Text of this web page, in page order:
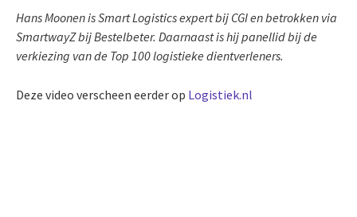
Hans Moonen is Smart Logistics expert bij CGI en betrokken via
SmartwayZ bij Bestelbeter. Daarnaast is hij panellid bij de
verkiezing van de Top 100 logistieke dientverleners.
Deze video verscheen eerder op Logistiek.nl